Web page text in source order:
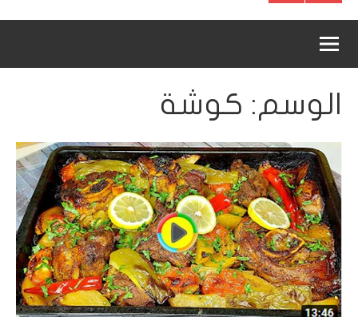
القائمةالقائمة
الوسم: كوشة